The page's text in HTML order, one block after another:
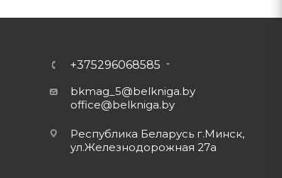
+375296068585
bkmag_5@belkniga.by
office@belkniga.by
Республика Беларусь г.Минск,
ул.Железнодорожная 27а